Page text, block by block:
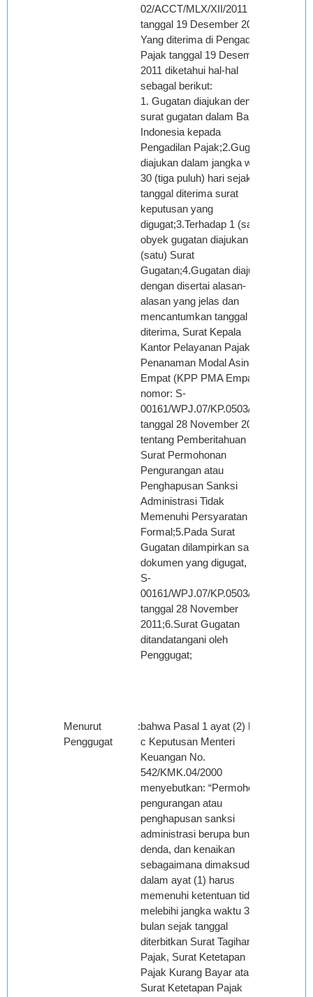
02/ACCT/MLX/XII/2011
tanggal 19 Desember 2011
Yang diterima di Pengadilan
Pajak tanggal 19 Desember
2011 diketahui hal-hal
sebagal berikut:
1. Gugatan diajukan dengan
surat gugatan dalam Bahasa
Indonesia kepada
Pengadilan Pajak;2.Gugatan
diajukan dalam jangka waktu
30 (tiga puluh) hari sejak
tanggal diterima surat
keputusan yang
digugat;3.Terhadap 1 (satu)
obyek gugatan diajukan 1
(satu) Surat
Gugatan;4.Gugatan diajukan
dengan disertai alasan-
alasan yang jelas dan
mencantumkan tanggal
diterima, Surat Kepala
Kantor Pelayanan Pajak
Penanaman Modal Asing
Empat (KPP PMA Empat)
nomor: S-
00161/WPJ.07/KP.0503/2011
tanggal 28 November 2011
tentang Pemberitahuan
Surat Permohonan
Pengurangan atau
Penghapusan Sanksi
Administrasi Tidak
Memenuhi Persyaratan
Formal;5.Pada Surat
Gugatan dilampirkan salinan
dokumen yang digugat, yaitu
S-
00161/WPJ.07/KP.0503/2011
tanggal 28 November
2011;6.Surat Gugatan
ditandatangani oleh
Penggugat;
Menurut
Penggugat
:bahwa Pasal 1 ayat (2) huruf
c Keputusan Menteri
Keuangan No.
542/KMK.04/2000
menyebutkan: “Permohonan
pengurangan atau
penghapusan sanksi
administrasi berupa bunga,
denda, dan kenaikan
sebagaimana dimaksud
dalam ayat (1) harus
memenuhi ketentuan tidak
melebihi jangka waktu 3
bulan sejak tanggal
diterbitkan Surat Tagihan
Pajak, Surat Ketetapan
Pajak Kurang Bayar atau
Surat Ketetapan Pajak